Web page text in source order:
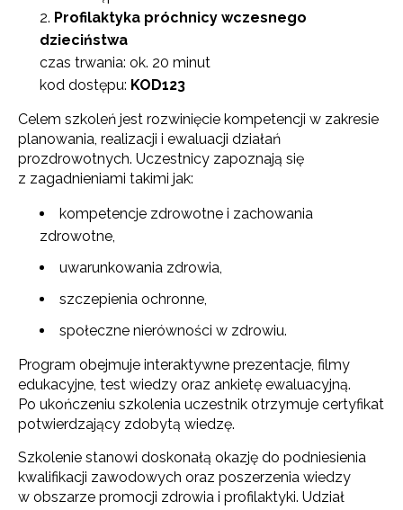
Profilaktyka próchnicy wczesnego
dzieciństwa
czas trwania: ok. 20 minut
kod dostępu: KOD123
Celem szkoleń jest rozwinięcie kompetencji w zakresie
planowania, realizacji i ewaluacji działań
prozdrowotnych. Uczestnicy zapoznają się
z zagadnieniami takimi jak:
kompetencje zdrowotne i zachowania
zdrowotne,
uwarunkowania zdrowia,
szczepienia ochronne,
społeczne nierówności w zdrowiu.
Program obejmuje interaktywne prezentacje, filmy
edukacyjne, test wiedzy oraz ankietę ewaluacyjną.
Po ukończeniu szkolenia uczestnik otrzymuje certyfikat
potwierdzający zdobytą wiedzę.
Szkolenie stanowi doskonałą okazję do podniesienia
kwalifikacji zawodowych oraz poszerzenia wiedzy
w obszarze promocji zdrowia i profilaktyki. Udział